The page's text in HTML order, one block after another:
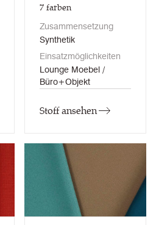
7farben
Zusammensetzung
Synthetik
Einsatzmöglichkeiten
Lounge Moebel /
Büro+Objekt
Stoff ansehen